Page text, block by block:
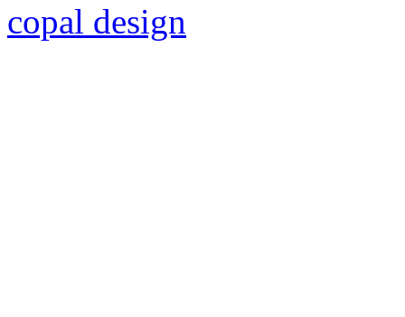
copal design